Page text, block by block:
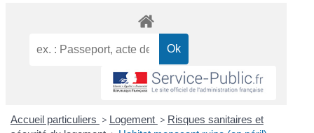
Accueil particuliers > Logement > Risques sanitaires et